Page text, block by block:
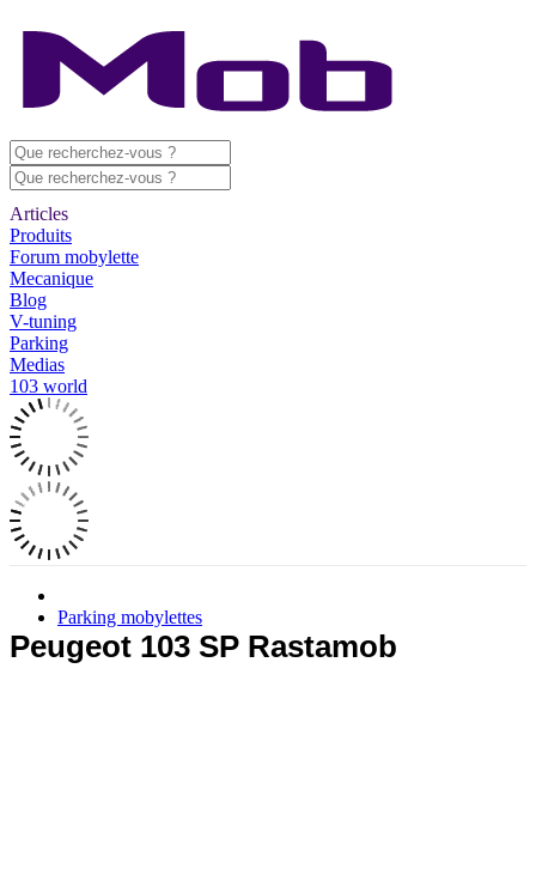
Articles
Produits
Forum mobylette
Mecanique
Blog
V-tuning
Parking
Medias
103 world
Parking mobylettes
Peugeot 103 SP Rastamob